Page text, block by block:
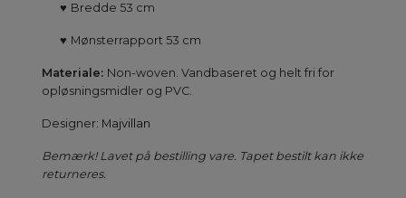
♥ Bredde 53 cm
♥ Mønsterrapport 53 cm
Materiale: Non-woven. Vandbaseret og helt fri for
opløsningsmidler og PVC.
Designer: Majvillan
Bemærk! Lavet på bestilling vare. Tapet bestilt kan ikke
returneres.